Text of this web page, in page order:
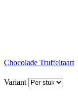
Chocolade Truffeltaart
Variant